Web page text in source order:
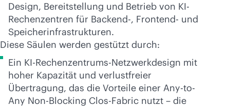
Design, Bereitstellung und Betrieb von KI-
Rechenzentren für Backend-, Frontend- und
Speicherinfrastrukturen.
Diese Säulen werden gestützt durch:
Ein KI-Rechenzentrums-Netzwerkdesign mit
hoher Kapazität und verlustfreier
Übertragung, das die Vorteile einer Any-to-
Any Non-Blocking Clos-Fabric nutzt – die